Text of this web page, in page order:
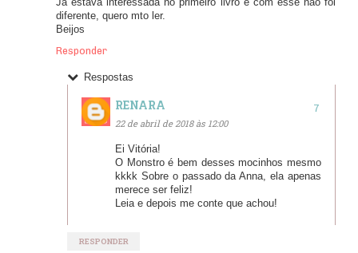
diferente, quero mto ler.
Beijos
Responder
Respostas
RENARA
22 de abril de 2018 às 12:00
Ei Vitória!
O Monstro é bem desses mocinhos mesmo
kkkk Sobre o passado da Anna, ela apenas
merece ser feliz!
Leia e depois me conte que achou!
RESPONDER